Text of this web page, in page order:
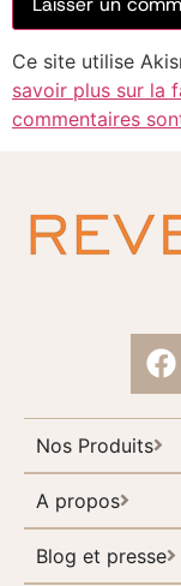
Ce site utilise
savoir plus sur la
commentaires
Nos Produits
A propos
Blog et presse